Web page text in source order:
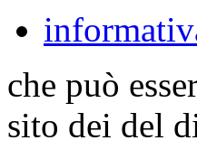
che può
sito dei del